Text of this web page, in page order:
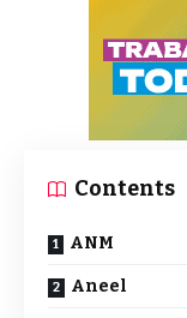
Contents
ANM
Aneel